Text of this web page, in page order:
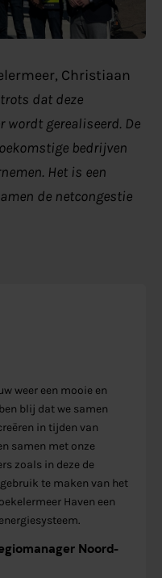
Christiaan
dat deze
wordt gerealiseerd. De
bedrijven
Het is een
de netcongestie
weer een mooie en
blij dat we samen
in tijden van
samen met onze
zoals in deze de
te maken van het
Haven een
Noord-